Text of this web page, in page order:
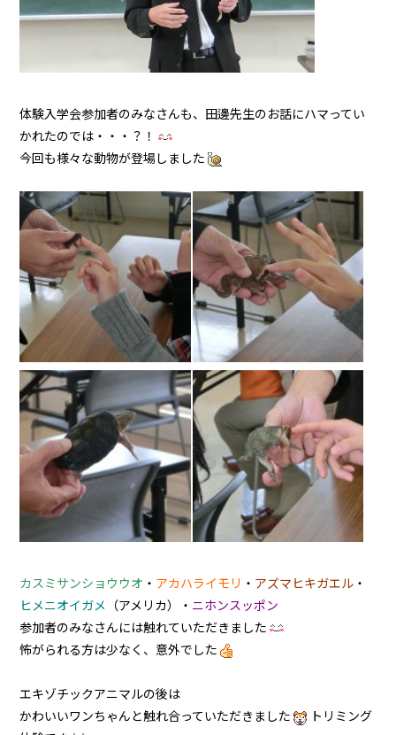
体験入学会参加者のみなさんも、田邊先生のお話にハマってい
かれたのでは・・・？！
今回も様々な動物が登場しました
カスミサンショウウオ ・ アカハライモリ ・ アズマヒキガエル ・
ヒメニオイガメ （アメリカ）・ ニホンスッポン
参加者のみなさんには触れていただきました
怖がられる方は少なく、意外でした
エキゾチックアニマルの後は
かわいいワンちゃんと触れ合っていただきました
トリミング